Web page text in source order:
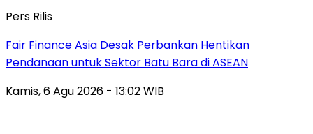
Pers Rilis
Fair Finance Asia Desak Perbankan Hentikan
Pendanaan untuk Sektor Batu Bara di ASEAN
Kamis, 6 Agu 2026 - 13:02 WIB